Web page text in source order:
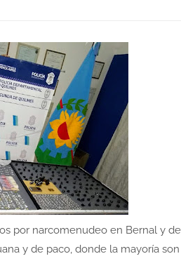
por narcomenudeo en Bernal y
y de paco, donde la mayoría